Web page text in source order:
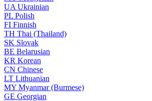
UA Ukrainian
PL Polish
FI Finnish
TH Thai (Thailand)
SK Slovak
BE Belarusian
KR Korean
CN Chinese
LT Lithuanian
MY Myanmar (Burmese)
GE Georgian